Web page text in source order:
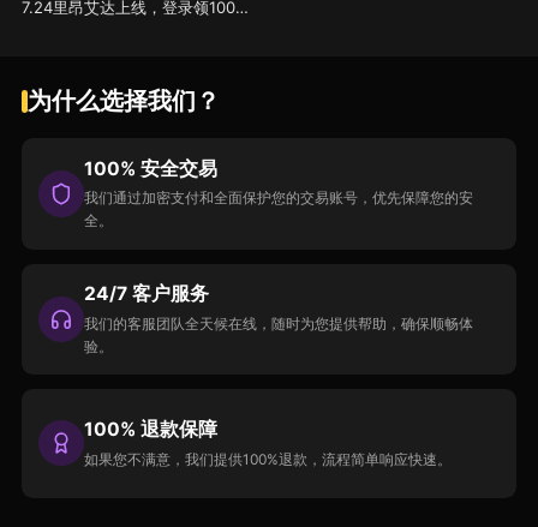
7.24里昂艾达上线，登录领1000
为什么选择我们？
100% 安全交易
我们通过加密支付和全面保护您的交易账号，优先保障您的安
全。
24/7 客户服务
我们的客服团队全天候在线，随时为您提供帮助，确保顺畅体
验。
100% 退款保障
如果您不满意，我们提供100%退款，流程简单响应快速。